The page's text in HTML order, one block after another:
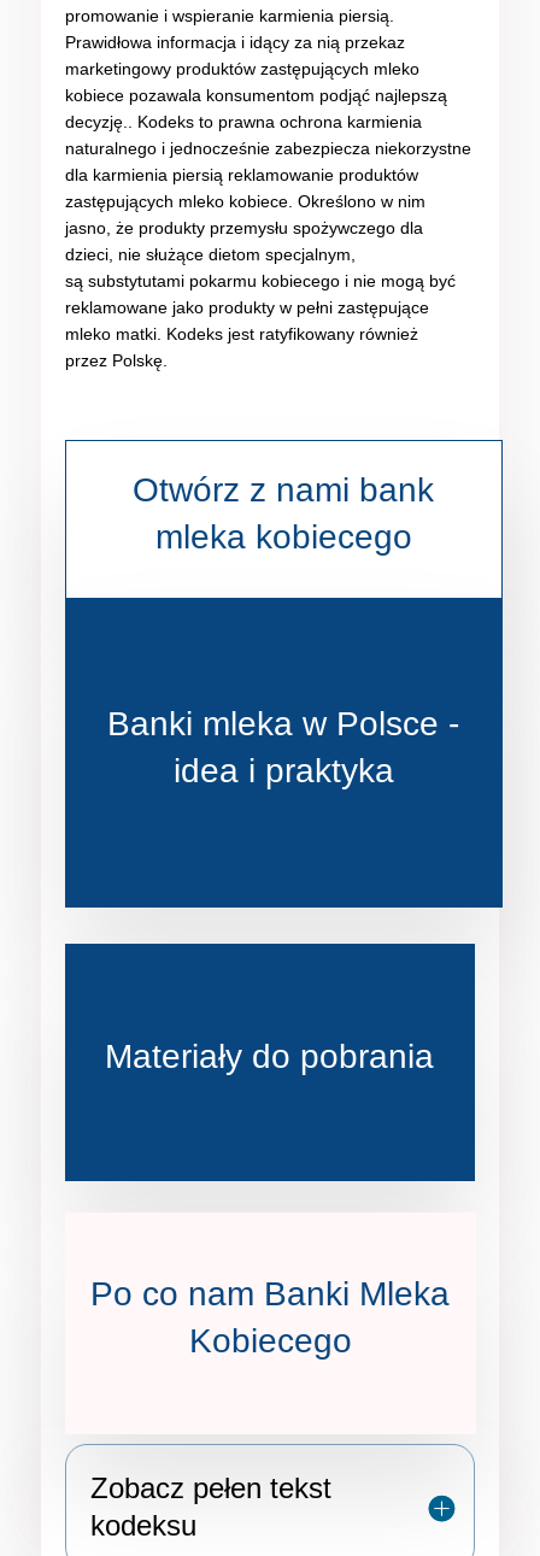
promowanie i wspieranie karmienia piersią.
Prawidłowa informacja i idący za nią przekaz
marketingowy produktów zastępujących mleko
kobiece pozawala konsumentom podjąć najlepszą
decyzję.. Kodeks to prawna ochrona karmienia
naturalnego i jednocześnie zabezpiecza niekorzystne
dla karmienia piersią reklamowanie produktów
zastępujących mleko kobiece. Określono w nim
jasno, że produkty przemysłu spożywczego dla
dzieci, nie służące dietom specjalnym,
są substytutami pokarmu kobiecego i nie mogą być
reklamowane jako produkty w pełni zastępujące
mleko matki. Kodeks jest ratyfikowany również
przez Polskę.
Otwórz z nami bank
mleka kobiecego
Banki mleka w Polsce -
idea i praktyka
Materiały do pobrania
Po co nam Banki Mleka
Kobiecego
Zobacz pełen tekst
kodeksu